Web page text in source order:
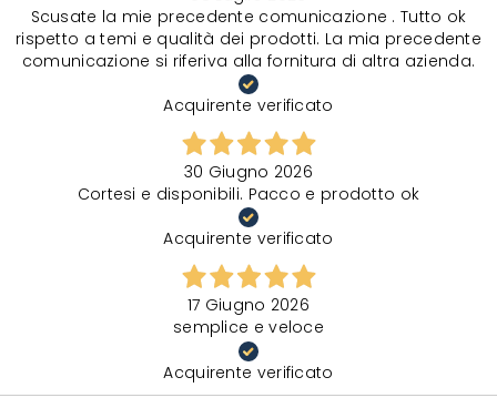
Scusate la mie precedente comunicazione . Tutto ok
rispetto a temi e qualità dei prodotti. La mia precedente
comunicazione si riferiva alla fornitura di altra azienda.
Acquirente verificato
30 Giugno 2026
Cortesi e disponibili. Pacco e prodotto ok
Acquirente verificato
17 Giugno 2026
semplice e veloce
Acquirente verificato